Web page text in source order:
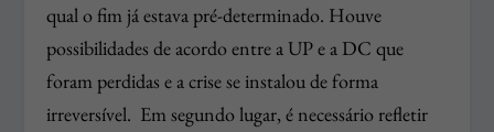
qual o fim já estava pré-determinado. Houve
possibilidades de acordo entre a UP e a DC que
foram perdidas e a crise se instalou de forma
irreversível. Em segundo lugar, é necessário refletir